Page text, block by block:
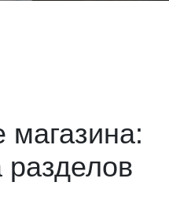
разделов